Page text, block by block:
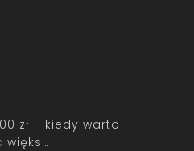
zł – kiedy warto
więks…